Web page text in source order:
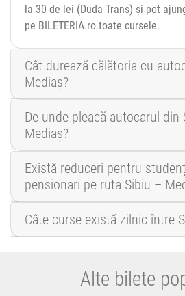
la 30 de lei (Duda Trans) și pot
pe BILETERIA.ro toate cursele.
Cât durează călătoria cu
Mediaș?
De unde pleacă autocarul din
Mediaș?
Există reduceri pentru
pensionari pe ruta Sibiu –
Câte curse există zilnic între
Alte bilete